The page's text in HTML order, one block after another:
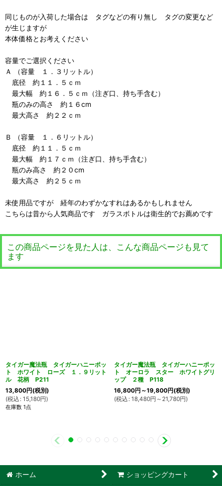
同じものが入荷した場合は タグなどの有り無し タグの変更など
が生じますが
本体価格とお考えください
容量でご選択ください
Ａ （容量 １．３リットル）
底径 約１１．５ｃｍ
最大幅 約１６．５ｃｍ（注ぎ口、持ち手含む）
瓶のみの高さ 約１６cm
最大高さ 約２２ｃｍ
Ｂ （容量 １．６リットル）
底径 約１１．５ｃｍ
最大幅 約１７ｃｍ（注ぎ口、持ち手含む）
瓶のみ高さ 約２０cm
最大高さ 約２５ｃｍ
未使用品ですが 経年のわずかなすれはあるかもしれません
こちらは昔から人気商品です ガラスボトルは衛生的でお薦めです
この商品ページを見た人は、こんな商品ページも見て
ます
タイガー魔法瓶 タイガーハニーポッ
ト ホワイト ローズ １．９リット
ル 花柄 P211
13,800円(税別)
(税込 : 15,180円)
在庫数 1点
タイガー魔法瓶 タイガーハニーポッ
ト オーロラ スター ホワイトグリ
ップ ２種 P118
16,800円 ～19,800円(税別)
(税込 : 18,480円 ～21,780円)
ホーム ショッピングカート